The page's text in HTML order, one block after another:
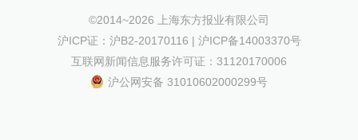
©2014~2026 上海东方报业有限公司
沪ICP证：沪B2-20170116 | 沪ICP备14003370号
互联网新闻信息服务许可证：31120170006
沪公网安备 31010602000299号